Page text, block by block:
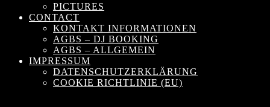
PICTURES
CONTACT
KONTAKT INFORMATIONEN
AGBS – DJ BOOKING
AGBS – ALLGEMEIN
IMPRESSUM
DATENSCHUTZERKLÄRUNG
COOKIE RICHTLINIE (EU)